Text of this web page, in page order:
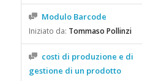
Modulo Barcode
Iniziato da: Tommaso Pollinzi
costi di produzione e di
gestione di un prodotto